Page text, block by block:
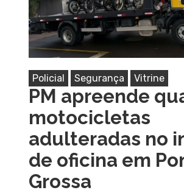
Policial Segurança Vitrine
PM apreende
motocicletas
adulteradas no
de oficina em
Grossa